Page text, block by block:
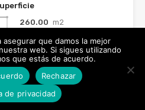
260.00 m2
asegurar que damos la mejor
web. Si sigues utilizando
que estás de acuerdo.
Rechazar
de privacidad